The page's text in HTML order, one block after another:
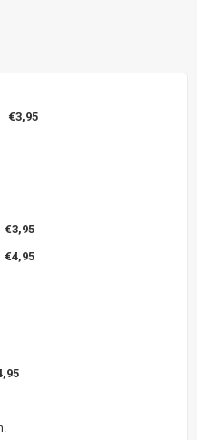
€3,95
€3,95
€4,95